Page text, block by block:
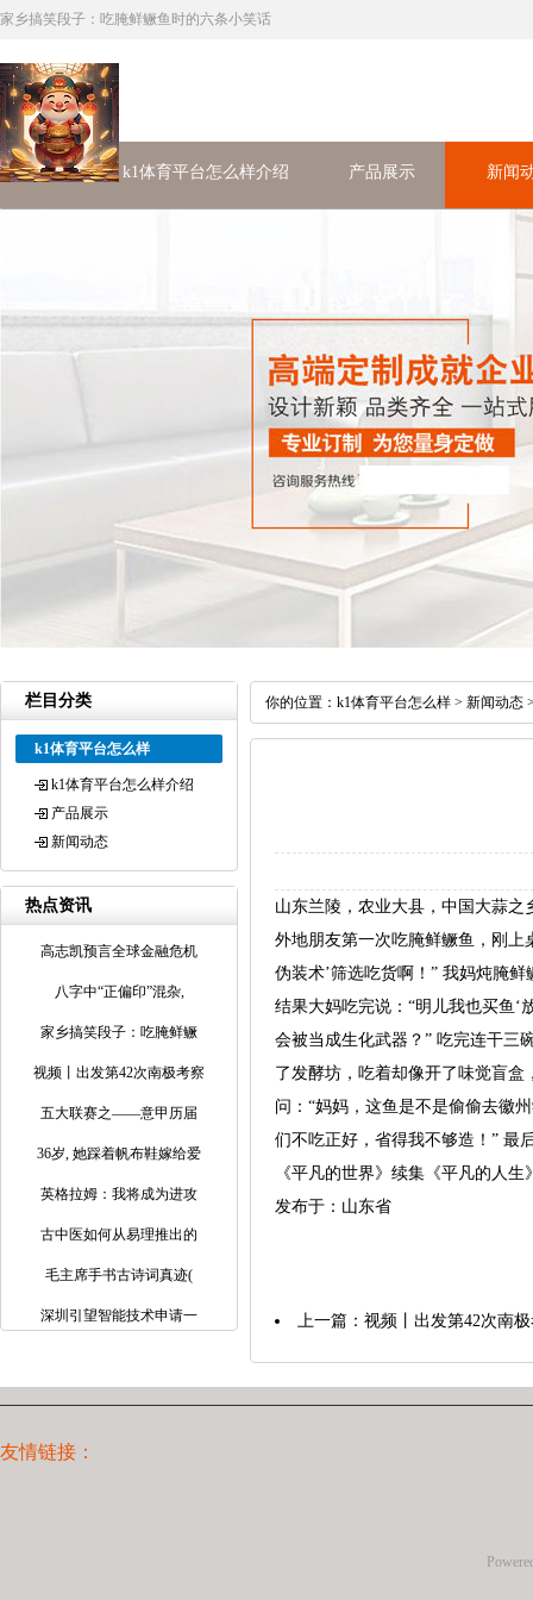
家乡搞笑段子：吃腌鲜鳜鱼时的六条小笑话
首页 k1体育平台怎么样介绍 产品展示 新闻
栏目分类
k1体育平台怎么样
k1体育平台怎么样介绍
产品展示
新闻动态
热点资讯
高志凯预言全球金融危机
八字中“正偏印”混杂,
家乡搞笑段子：吃腌鲜鳜
视频丨出发第42次南极考察
五大联赛之——意甲历届
36岁, 她踩着帆布鞋嫁给爱
英格拉姆：我将成为进攻
古中医如何从易理推出的
毛主席手书古诗词真迹(
深圳引望智能技术申请一
你的位置： k1体育平台怎么样 > 新闻动态
山东兰陵，农业大县，中国大蒜
外地朋友第一次吃腌鲜鳜鱼，刚上
伪装术’筛选吃货啊！” 我妈炖腌
结果大妈吃完说：“明儿我也买鱼‘
会被当成生化武器？” 吃完连干三
了发酵坊，吃着却像开了味觉盲盒
问：“妈妈，这鱼是不是偷偷去徽
们不吃正好，省得我不够造！” 最
《平凡的世界》续集《平凡的人生
发布于：山东省
上一篇： 视频丨出发第42次南
友情链接：